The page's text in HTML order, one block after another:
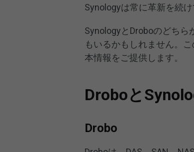
Synologyは常に革新を続け
SynologyとDroboのどち
もいるかもしれません。
本情報をご提供します。
Droboと
Drobo